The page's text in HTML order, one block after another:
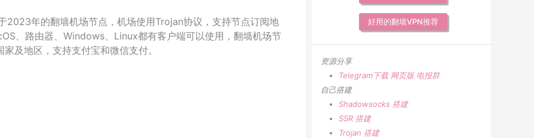
2023年的翻墙机场节点，机场使用Trojan协议，支持节点订阅地
、路由器、Windows、Linux都有客户端可以使用，翻墙机场节
及地区，支持支付宝和微信支付。
好用的翻墙VPN推荐
资源分享
Telegram下载 网页版 电报群
自己搭建
Shadowsocks 搭建
SSR 搭建
Trojan 搭建